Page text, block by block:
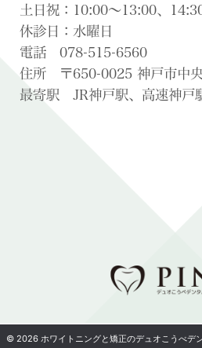
土日祝：10:00〜13:00、
休診日：水曜日
電話 078-515-6560
住所 〒650-0025 神戸市中
最寄駅 JR神戸駅、高速神戸
© 2026 ホワイトニングと矯正のデュオこうべデ